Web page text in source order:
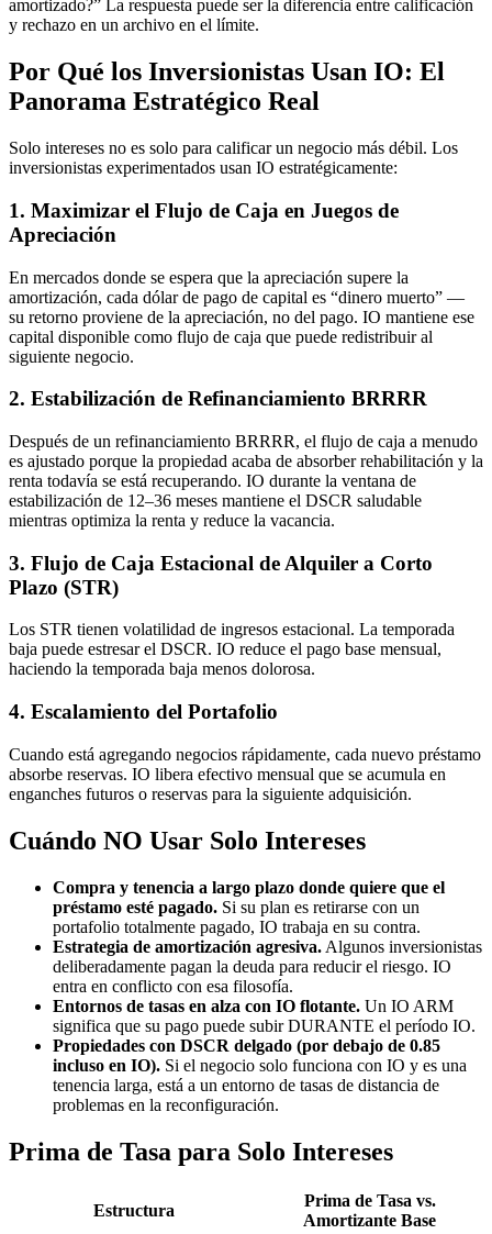
amortizado?” La respuesta puede ser la diferencia entre calificación
y rechazo en un archivo en el límite.
Por Qué los Inversionistas Usan IO: El
Panorama Estratégico Real
Solo intereses no es solo para calificar un negocio más débil. Los
inversionistas experimentados usan IO estratégicamente:
1. Maximizar el Flujo de Caja en Juegos de
Apreciación
En mercados donde se espera que la apreciación supere la
amortización, cada dólar de pago de capital es “dinero muerto” —
su retorno proviene de la apreciación, no del pago. IO mantiene ese
capital disponible como flujo de caja que puede redistribuir al
siguiente negocio.
2. Estabilización de Refinanciamiento BRRRR
Después de un refinanciamiento BRRRR, el flujo de caja a menudo
es ajustado porque la propiedad acaba de absorber rehabilitación y la
renta todavía se está recuperando. IO durante la ventana de
estabilización de 12–36 meses mantiene el DSCR saludable
mientras optimiza la renta y reduce la vacancia.
3. Flujo de Caja Estacional de Alquiler a Corto
Plazo (STR)
Los STR tienen volatilidad de ingresos estacional. La temporada
baja puede estresar el DSCR. IO reduce el pago base mensual,
haciendo la temporada baja menos dolorosa.
4. Escalamiento del Portafolio
Cuando está agregando negocios rápidamente, cada nuevo préstamo
absorbe reservas. IO libera efectivo mensual que se acumula en
enganches futuros o reservas para la siguiente adquisición.
Cuándo NO Usar Solo Intereses
Compra y tenencia a largo plazo donde quiere que el
préstamo esté pagado. Si su plan es retirarse con un
portafolio totalmente pagado, IO trabaja en su contra.
Estrategia de amortización agresiva. Algunos inversionistas
deliberadamente pagan la deuda para reducir el riesgo. IO
entra en conflicto con esa filosofía.
Entornos de tasas en alza con IO flotante. Un IO ARM
significa que su pago puede subir DURANTE el período IO.
Propiedades con DSCR delgado (por debajo de 0.85
incluso en IO). Si el negocio solo funciona con IO y es una
tenencia larga, está a un entorno de tasas de distancia de
problemas en la reconfiguración.
Prima de Tasa para Solo Intereses
Estructura
Prima de Tasa vs.
Amortizante Base